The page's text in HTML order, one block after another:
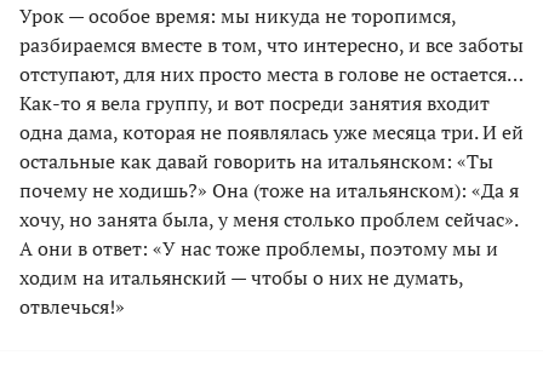
Урок — особое время: мы никуда не торопимся,
разбираемся вместе в том, что интересно, и все заботы
отступают, для них просто места в голове не остается…
Как-то я вела группу, и вот посреди занятия входит
одна дама, которая не появлялась уже месяца три. И ей
остальные как давай говорить на итальянском: «Ты
почему не ходишь?» Она (тоже на итальянском): «Да я
хочу, но занята была, у меня столько проблем сейчас».
А они в ответ: «У нас тоже проблемы, поэтому мы и
ходим на итальянский — чтобы о них не думать,
отвлечься!»